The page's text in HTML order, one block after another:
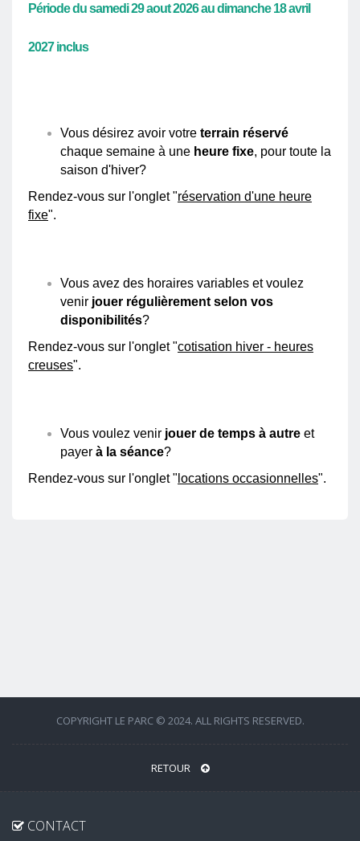
Période du samedi 29 aout 2026 au dimanche 18 avril
2027 inclus
Vous désirez avoir votre terrain réservé
chaque semaine à une heure fixe, pour toute la
saison d'hiver?
Rendez-vous sur l'onglet "réservation d'une heure
fixe".
Vous avez des horaires variables et voulez
venir jouer régulièrement selon vos
disponibilités?
Rendez-vous sur l'onglet "cotisation hiver - heures
creuses".
Vous voulez venir jouer de temps à autre et
payer à la séance?
Rendez-vous sur l'onglet " ocations occasionnelles".
COPYRIGHT LE PARC © 2024. ALL RIGHTS RESERVED.
RETOUR
CONTACT